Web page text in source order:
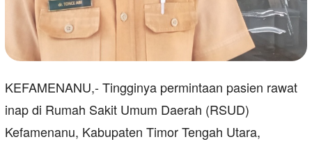
KEFAMENANU,- Tingginya permintaan pasien rawat
inap di Rumah Sakit Umum Daerah (RSUD)
Kefamenanu, Kabupaten Timor Tengah Utara,